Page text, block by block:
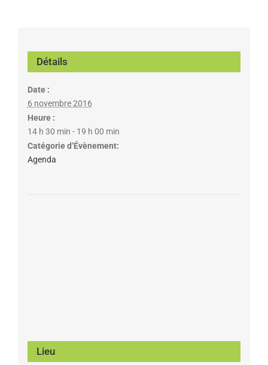
Détails
Date :
6 novembre 2016
Heure :
14 h 30 min - 19 h 00 min
Catégorie d’Évènement:
Agenda
Lieu